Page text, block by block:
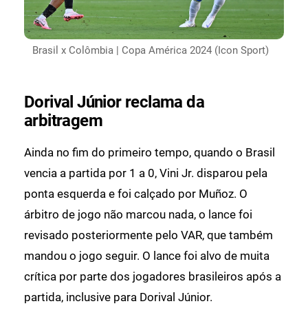
Brasil x Colômbia | Copa América 2024 (Icon Sport)
Dorival Júnior reclama da
arbitragem
Ainda no fim do primeiro tempo, quando o Brasil
vencia a partida por 1 a 0, Vini Jr. disparou pela
ponta esquerda e foi calçado por Muñoz. O
árbitro de jogo não marcou nada, o lance foi
revisado posteriormente pelo VAR, que também
mandou o jogo seguir. O lance foi alvo de muita
crítica por parte dos jogadores brasileiros após a
partida, inclusive para Dorival Júnior.